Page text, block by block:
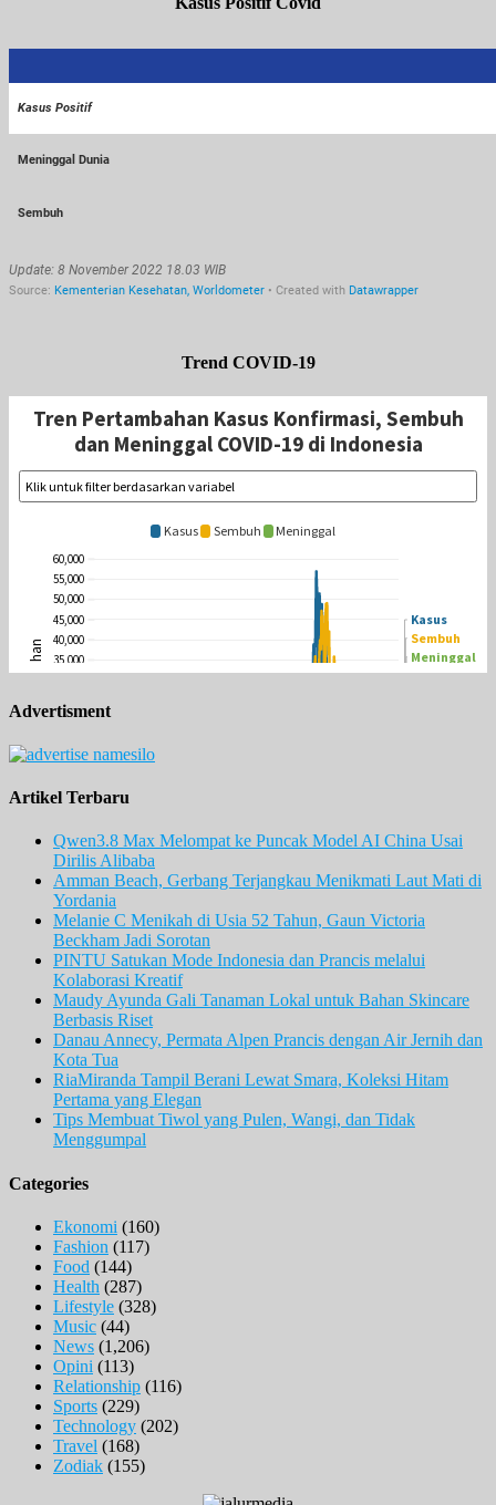
Trend COVID-19
Advertisment
Artikel Terbaru
Qwen3.8 Max Melompat ke Puncak Model AI China Usai
Dirilis Alibaba
Amman Beach, Gerbang Terjangkau Menikmati Laut Mati di
Yordania
Melanie C Menikah di Usia 52 Tahun, Gaun Victoria
Beckham Jadi Sorotan
PINTU Satukan Mode Indonesia dan Prancis melalui
Kolaborasi Kreatif
Maudy Ayunda Gali Tanaman Lokal untuk Bahan Skincare
Berbasis Riset
Danau Annecy, Permata Alpen Prancis dengan Air Jernih dan
Kota Tua
RiaMiranda Tampil Berani Lewat Smara, Koleksi Hitam
Pertama yang Elegan
Tips Membuat Tiwol yang Pulen, Wangi, dan Tidak
Menggumpal
Categories
Ekonomi (160)
Fashion (117)
Food (144)
Health (287)
Lifestyle (328)
Music (44)
News (1,206)
Opini (113)
Relationship (116)
Sports (229)
Technology (202)
Travel (168)
Zodiak (155)